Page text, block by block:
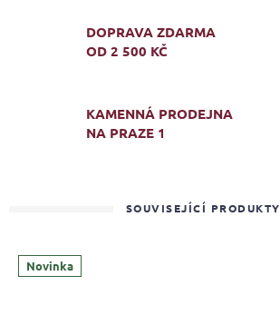
DOPRAVA ZDARMA
OD 2 500 KČ
KAMENNÁ PRODEJNA
NA PRAZE 1
SOUVISEJÍCÍ PRODUKTY
Novinka